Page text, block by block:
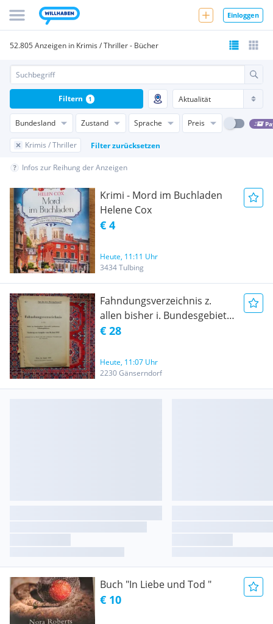
Einloggen
52.805 Anzeigen in Krimis / Thriller - Bücher
Bundesland Zustand Sprache Preis
Krimis / Thriller Filter zurücksetzen
Filtern 1
Infos zur Reihung der Anzeigen
Krimi - Mord im Buchladen
Helene Cox
€ 4
Heute, 11:11 Uhr
3434 Tulbing
Fahndungsverzeichnis z.
allen bisher i. Bundesgebiet
Österr. erschienen
Ausg. v. 30. Juni 1947, Wien i.
Aug. 1947, s. Beschr. Pr. inkl.
Vsk. Inland
€ 28
Heute, 11:07 Uhr
2230 Gänserndorf
Buch "In Liebe und Tod "
€ 10